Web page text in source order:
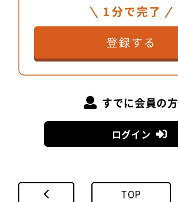
境 洋一郎さん
環境負荷まで考慮した建築に
すでに会員の方
ログイン
TOP